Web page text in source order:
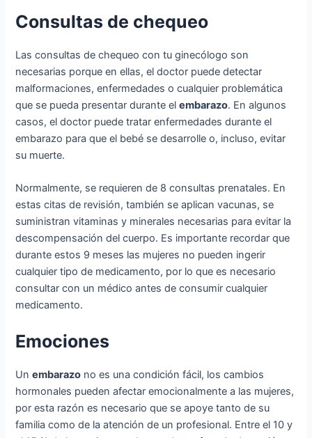
Consultas de chequeo
Las consultas de chequeo con tu ginecólogo son
necesarias porque en ellas, el doctor puede detectar
malformaciones, enfermedades o cualquier problemática
que se pueda presentar durante elembarazo. En algunos
casos, el doctor puede tratar enfermedades durante el
embarazo para que el bebé se desarrolle o, incluso, evitar
su muerte.
Normalmente, se requieren de 8 consultas prenatales. En
estas citas de revisión, también se aplican vacunas, se
suministran vitaminas y minerales necesarias para evitar la
descompensación del cuerpo. Es importante recordar que
durante estos 9 meses las mujeres no pueden ingerir
cualquier tipo de medicamento, por lo que es necesario
consultar con un médico antes de consumir cualquier
medicamento.
Emociones
Unembarazo no es una condición fácil, los cambios
hormonales pueden afectar emocionalmente a las mujeres,
por esta razón es necesario que se apoye tanto de su
familia como de la atención de un profesional. Entre el 10 y